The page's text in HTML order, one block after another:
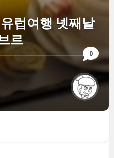
0
럽여행 넷째날
르